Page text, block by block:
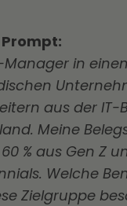
Manager in
aus der IT-
Meine
% aus Gen Z
Welche
Zielgruppe